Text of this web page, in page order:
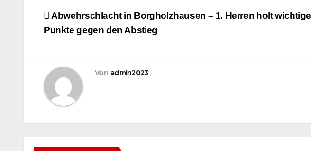
Beitragsnavigation
Abwehrschlacht in Borgholzhausen – 1. Herren holt wichtige
Punkte gegen den Abstieg
Von admin2023